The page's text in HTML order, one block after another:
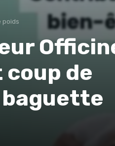
poids
de
baguette